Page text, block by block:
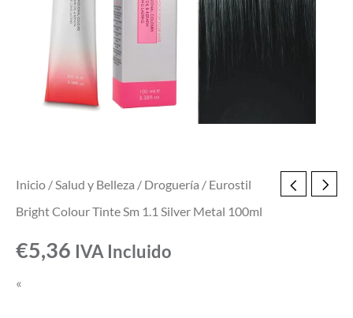
Inicio /Salud y Belleza / Droguería / Eurostil
Bright Colour Tinte Sm 1.1 Silver Metal 100ml
€5,36 IVA Incluido
«
100ml
cantidad